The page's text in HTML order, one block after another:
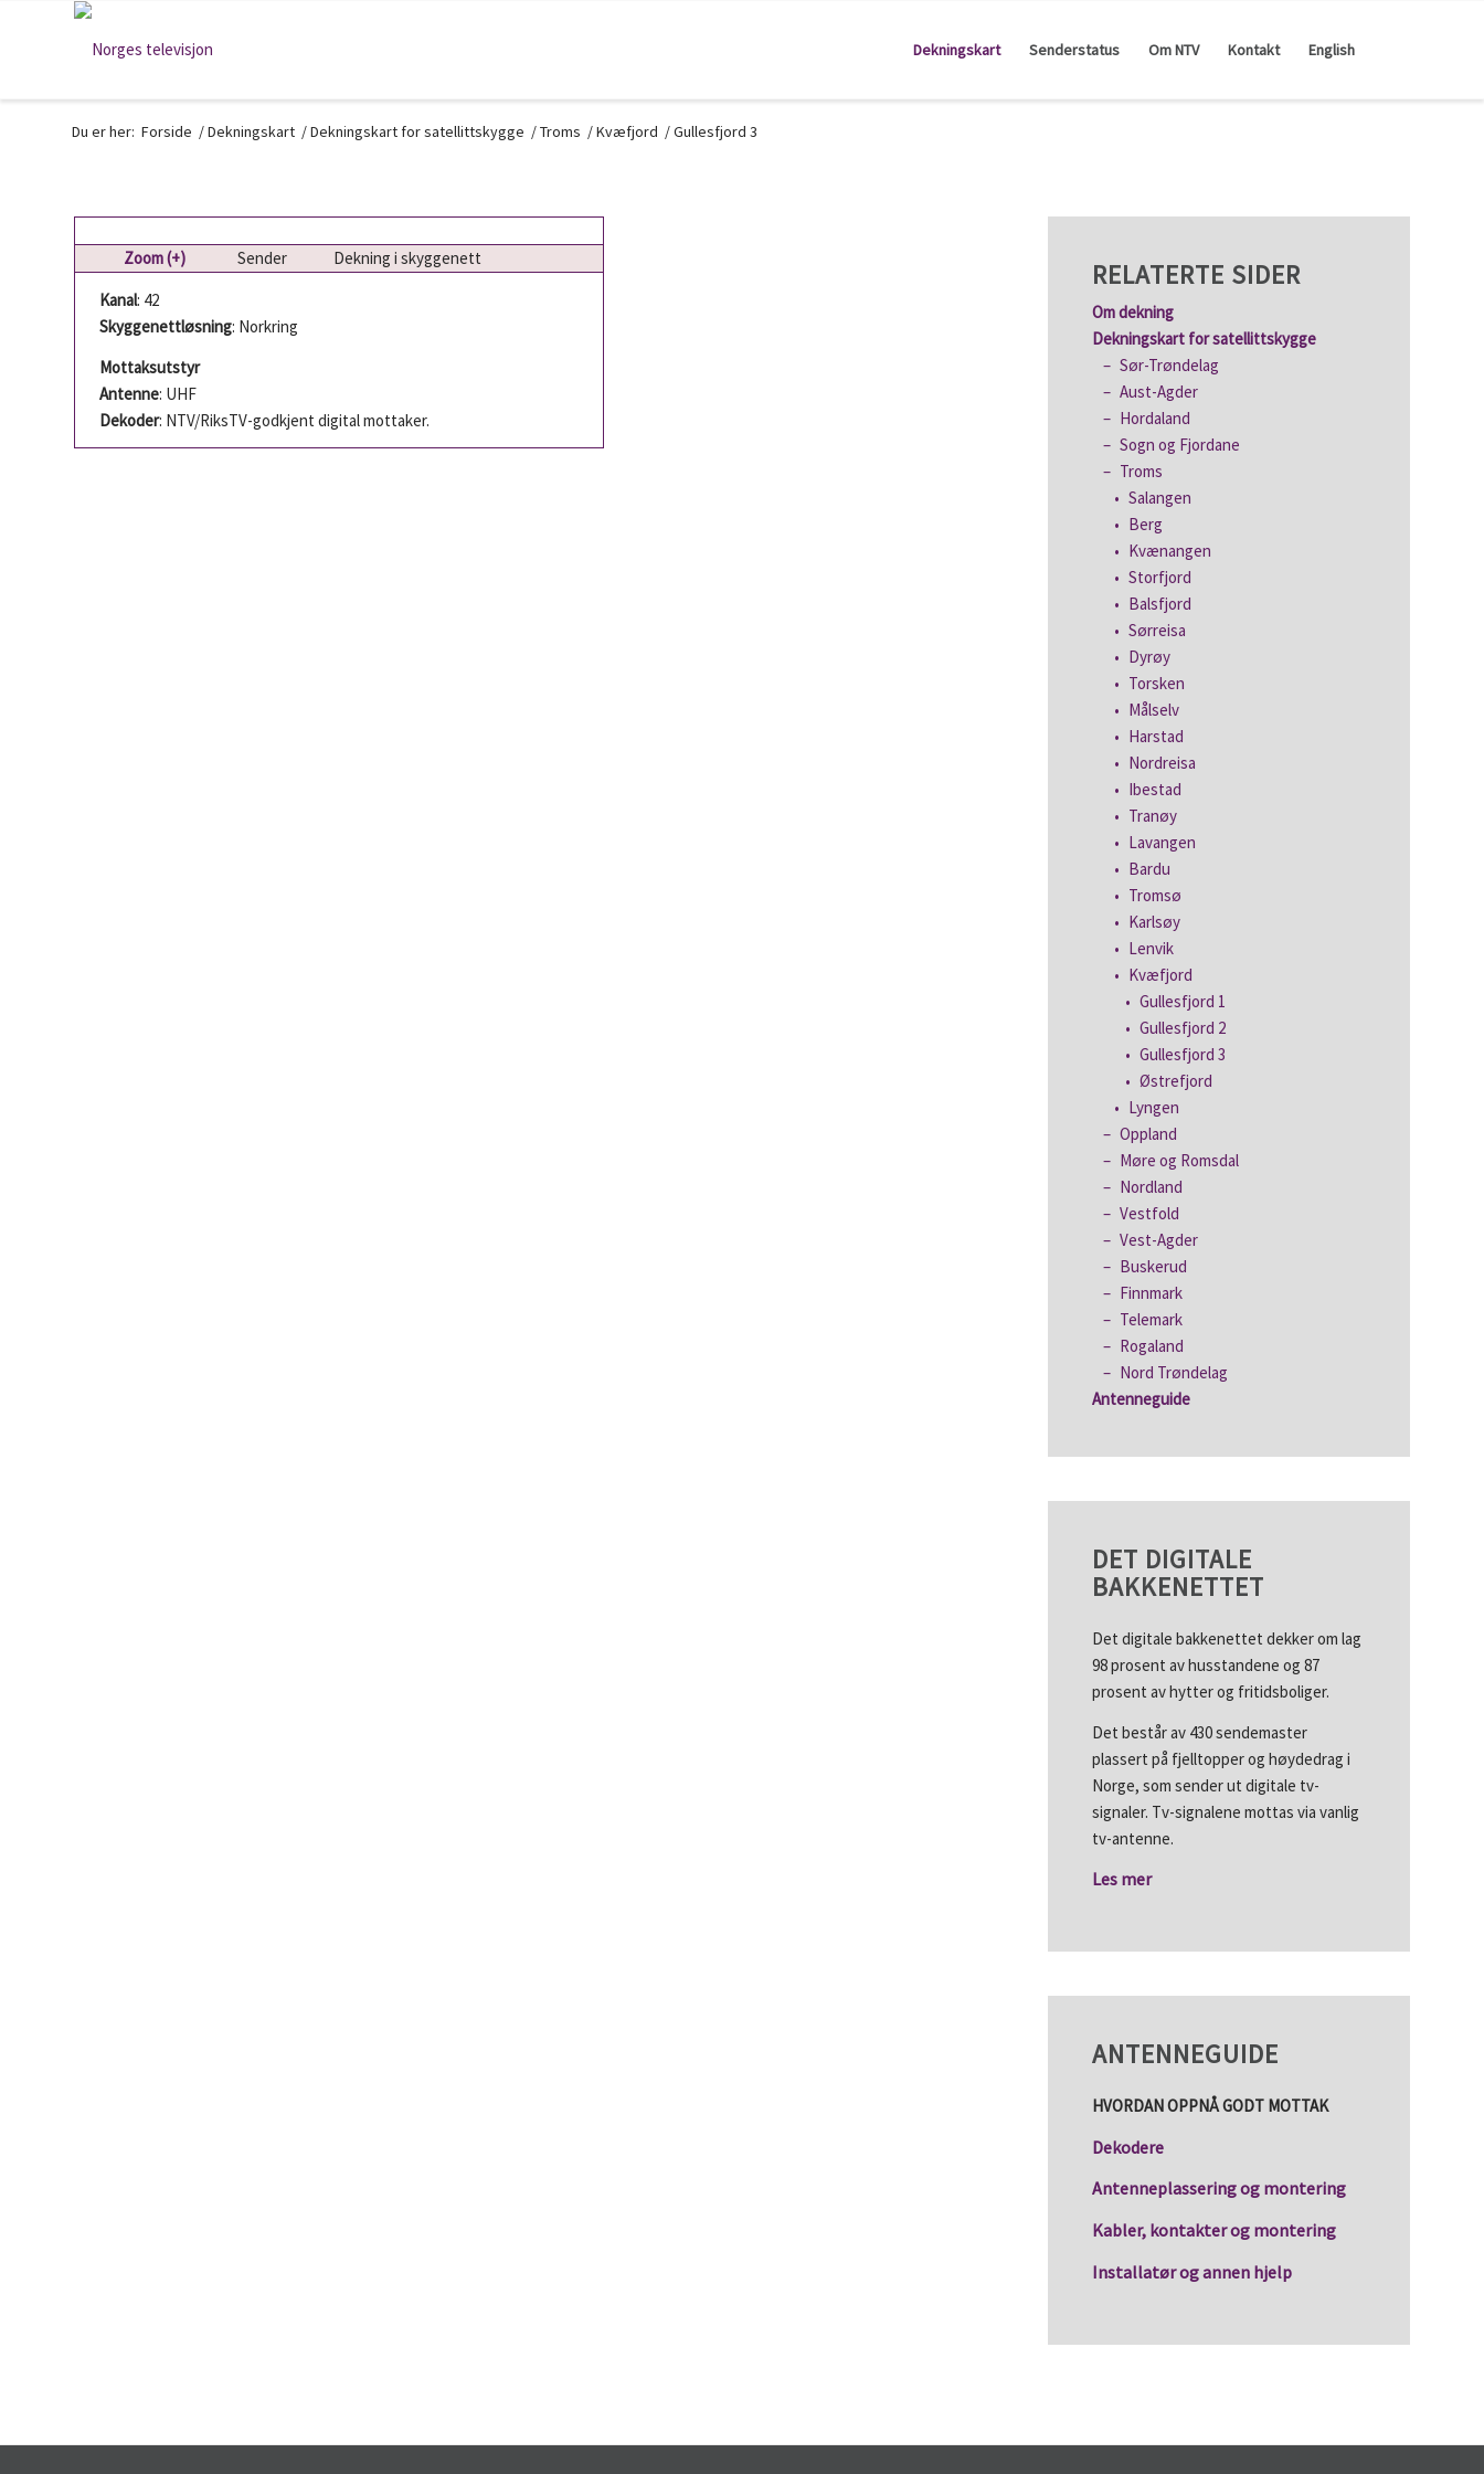
Dekningskart Senderstatus Om NTV Kontakt English
Du er her: Forside /Dekningskart /Dekningskart for satellittskygge /Troms /Kvæfjord /Gullesfjord 3
Zoom (+) Sender
Dekning i skyggenett
Kanal: 42
Skyggenettløsning: Norkring
Mottaksutstyr
Antenne: UHF
Dekoder: NTV/RiksTV-godkjent digital mottaker.
RELATERTE SIDER
Om dekning
Dekningskart for satellittskygge
Sør-Trøndelag
Aust-Agder
Hordaland
Sogn og Fjordane
Troms
Salangen
Berg
Kvænangen
Storfjord
Balsfjord
Sørreisa
Dyrøy
Torsken
Målselv
Harstad
Nordreisa
Ibestad
Tranøy
Lavangen
Bardu
Tromsø
Karlsøy
Lenvik
Kvæfjord
Gullesfjord 1
Gullesfjord 2
Gullesfjord 3
Østrefjord
Lyngen
Oppland
Møre og Romsdal
Nordland
Vestfold
Vest-Agder
Buskerud
Finnmark
Telemark
Rogaland
Nord Trøndelag
Antenneguide
DET DIGITALE
BAKKENETTET
Det digitale bakkenettet dekker om lag
98 prosent av husstandene og 87
prosent av hytter og fritidsboliger.
Det består av 430 sendemaster
plassert på fjelltopper og høydedrag i
Norge, som sender ut digitale tv-
signaler. Tv-signalene mottas via vanlig
tv-antenne.
Les mer
ANTENNEGUIDE
HVORDAN OPPNÅ GODT MOTTAK
Dekodere
Antenneplassering og montering
Kabler, kontakter og montering
Installatør og annen hjelp